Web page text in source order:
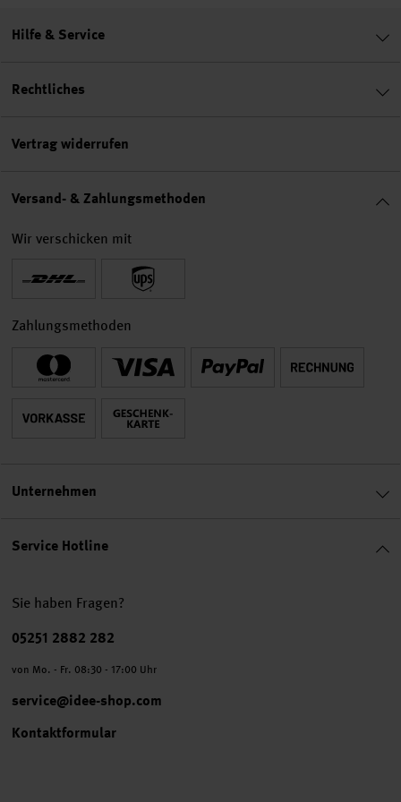
Service Hotline
Sie haben Fragen?
Telefonnummer
05251 2882 282
von Mo. - Fr. 08:30 - 17:00 Uhr
service@idee-shop.com
Kontaktformular
Hilfe & Service
Rechtliches
Vertrag widerrufen
Versand- & Zahlungsmethoden
Wir verschicken mit
Zahlungsmethoden
Unternehmen